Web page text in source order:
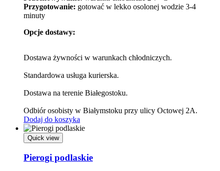
Przygotowanie: gotować w lekko osolonej wodzie 3-4
minuty
Opcje dostawy:
Dostawa żywności w warunkach chłodniczych.
Standardowa usługa kurierska.
Dostawa na terenie Białegostoku.
Odbiór osobisty w Białymstoku przy ulicy Octowej 2A.
Dodaj do koszyka
Quick view
Pierogi podlaskie